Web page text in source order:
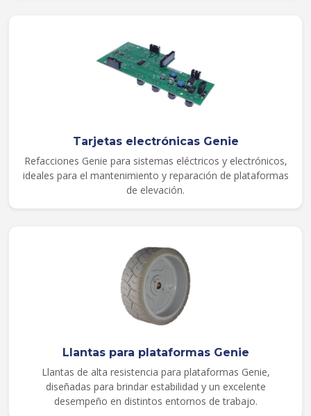
Tarjetas electrónicas Genie
Refacciones Genie para sistemas eléctricos y electrónicos,
ideales para el mantenimiento y reparación de plataformas
de elevación.
Llantas para plataformas Genie
Llantas de alta resistencia para plataformas Genie,
diseñadas para brindar estabilidad y un excelente
desempeño en distintos entornos de trabajo.